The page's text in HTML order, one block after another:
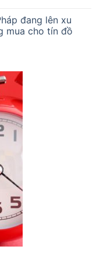
đang lên xu
mua cho tín đồ